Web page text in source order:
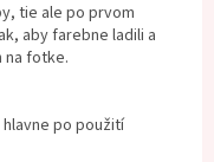
tie ale po prvom
aby farebne ladili a
na fotke.
po použití